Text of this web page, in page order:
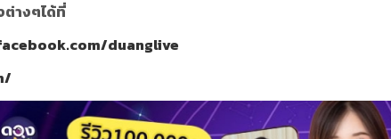
ต่างๆได้ที่
duanglive